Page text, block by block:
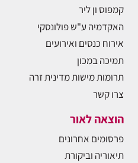
קמפוס ון ליר
האקדמיה ע"ש פולונסקי
אירוח כנסים ואירועים
תמיכה במכון
תרומות מישות מדינית זרה
צרו קשר
הוצאה לאור
פרסומים אחרונים
תיאוריה וביקורת